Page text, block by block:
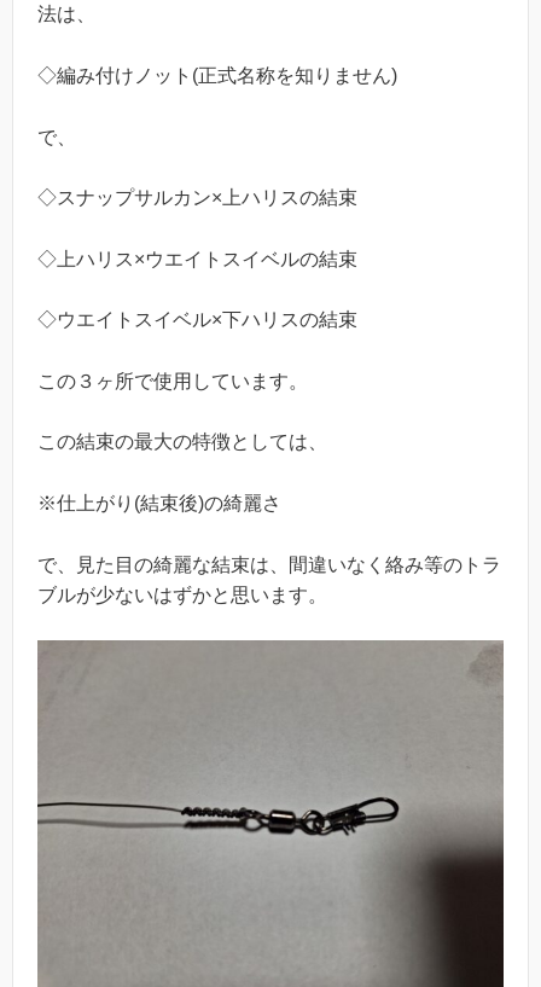
法は、
◇編み付けノット(正式名称を知りません)
で、
◇スナップサルカン×上ハリスの結束
◇上ハリス×ウエイトスイベルの結束
◇ウエイトスイベル×下ハリスの結束
この３ヶ所で使用しています。
この結束の最大の特徴としては、
※仕上がり(結束後)の綺麗さ
で、見た目の綺麗な結束は、間違いなく絡み等のトラ
ブルが少ないはずかと思います。